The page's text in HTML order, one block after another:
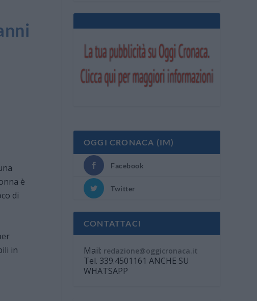
è
di
in
OGGI CRONACA (IM)
Facebook
Twitter
CONTATTACI
Mail: redazione@oggicronaca.it
Tel. 339.4501161 ANCHE SU
WHATSAPP